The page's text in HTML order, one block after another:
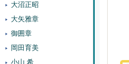
大沼正昭
大矢雅章
御囲章
岡田育美
小山 希